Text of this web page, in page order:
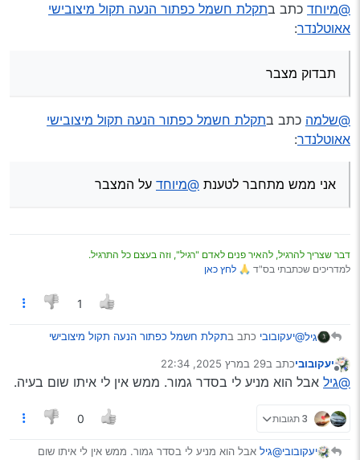
@מיוחד כתב בתקלת חשמל כפתור הנעה תקול מיצובישי
אאוטלנדר:
תבדוק מצבר
@שלמה כתב בתקלת חשמל כפתור הנעה תקול מיצובישי
אאוטלנדר:
אני ממש מתחבר לטענת @מיוחד על המצבר
דבר שצריך להרגיל, להאיר פנים לאדם "רגיל", וזה בעצם כל התרגיל.
למדריכים שכתבתי בס"ד 🙏 לחץ כאן
1
גיל@יעקובובי כתב בתקלת חשמל כפתור הנעה תקול מיצובישי
המצבר מסוף 2021
אכן נודע הדבר…
@מיוחדכתב ב תקלת חשמל כפתור הנעה תקול מיצובישי
מנותק
יעקובוביכתב ב29 במרץ 2025, 22:34
נערך לאחרונה על ידי
@גיל אבל הוא מניע לי בסדר גמור. ממש אין לי איתו שום בעיה.
3 תגובות 0
יעקובובי@גיל אבל הוא מניע לי בסדר גמור. ממש אין לי איתו שום